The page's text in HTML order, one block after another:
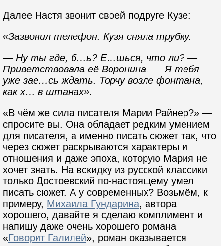
Далее Настя звонит своей подруге Кузе:
«Зазвонил телефон. Кузя сняла трубку.
— Ну ты где, б…ь? Е…шься, что ли? —
Приветствовала её Воронина. — Я тебя
уже зае…сь ждать. Торчу возле фонтана,
как х… в штанах».
«В чём же сила писателя Марии Райнер?» —
спросите вы. Она обладает редким умением
для писателя, а именно писать сюжет так, что
через сюжет раскрываются характеры и
отношения и даже эпоха, которую Мария не
хочет знать. На вскидку из русской классики
только Достоевский по-настоящему умел
писать сюжет. А у современных? Возьмём, к
примеру, Михаила Гундарина, автора
хорошего, давайте я сделаю комплимент и
напишу даже очень хорошего романа
«Говорит Галилей», роман оказывается